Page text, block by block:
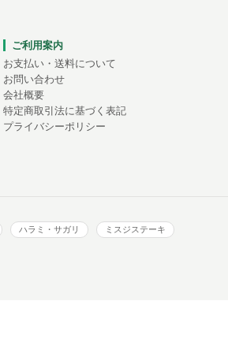
ご利用案内
お支払い・送料について
お問い合わせ
会社概要
特定商取引法に基づく表記
プライバシーポリシー
ハラミ・サガリ ミスジステーキ